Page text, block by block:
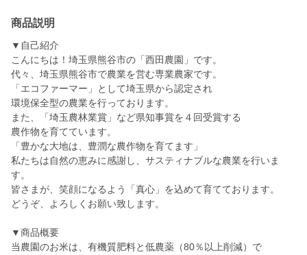
商品説明
▼自己紹介
こんにちは！埼玉県熊谷市の「西田農園」です。
代々、埼玉県熊谷市で農業を営む専業農家です。
「エコファーマー」として埼玉県から認定され
環境保全型の農業を行っております。
また、「埼玉農林業賞」など県知事賞を４回受賞する
農作物を育てています。
「豊かな大地は、豊潤な農作物を育てます」
私たちは自然の恵みに感謝し、サスティナブルな農業を行いま
す。
皆さまが、笑顔になるよう「真心」を込めて育てております。
どうぞ、よろしくお願い致します。
▼商品概要
当農園のお米は、有機質肥料と低農薬（80％以上削減）で